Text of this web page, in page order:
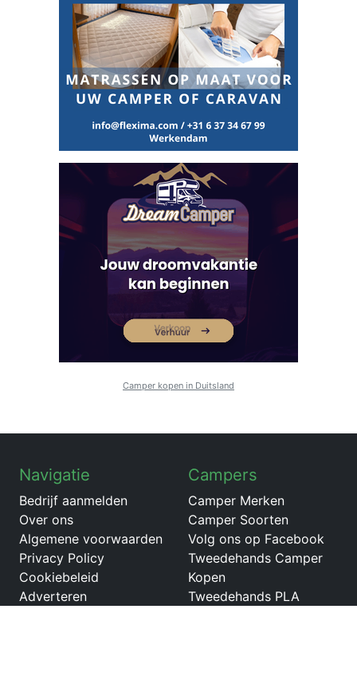
Camper kopen in Duitsland
Navigatie
Bedrijf aanmelden
Over ons
Algemene voorwaarden
Privacy Policy
Cookiebeleid
Adverteren
Campers
Camper Merken
Camper Soorten
Volg ons op Facebook
Tweedehands Camper
Kopen
Tweedehands PLA